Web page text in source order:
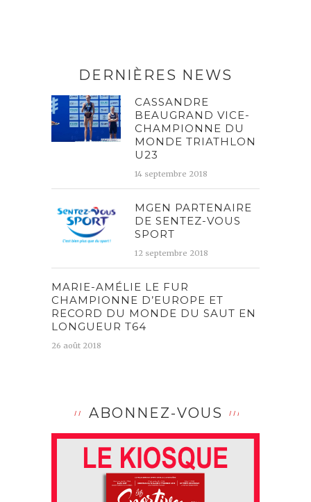
DERNIÈRES NEWS
CASSANDRE
BEAUGRAND VICE-
CHAMPIONNE DU
MONDE TRIATHLON
U23
14 septembre 2018
MGEN PARTENAIRE
DE SENTEZ-VOUS
SPORT
12 septembre 2018
MARIE-AMÉLIE LE FUR
CHAMPIONNE D’EUROPE ET
RECORD DU MONDE DU SAUT EN
LONGUEUR T64
26 août 2018
ABONNEZ-VOUS